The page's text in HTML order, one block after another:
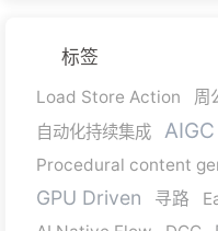
标签
Load Store Action 周
自动化持续集成
AIGC
Procedural content
GPU Driven 寻路